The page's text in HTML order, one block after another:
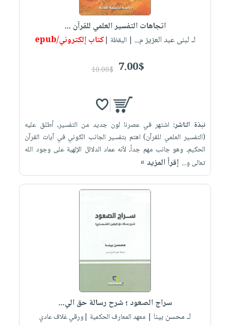
اتجاهات التفسير العلمي للقرآن ...
لـ لبنى عبد العزيز م... | اليقظة |كتاب إلكتروني/epub
7.00$
10.00$
نبذة الناشر: اشتهر في عصرنا لون جديد من التفسير، أطلق عليه
(التفسير العلمي للقرآن) اهتم بتفسير الجانب الكوني في آيات القرآن
الحكيم، وهو جانب مهم جداً، لأنه عماد الدلائل الإلهية على وجود الله
تعالى و... إقرأ المزيد »
سراج الصعود ؛ شرح رسالة حق الي...
لـ محسن بينا | معهد المعارف الحكمية |ورقي غلاف عادي